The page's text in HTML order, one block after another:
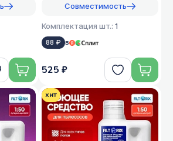
Совместимость
Комплектация шт.: 1
88 ₽ в
525 ₽
хит